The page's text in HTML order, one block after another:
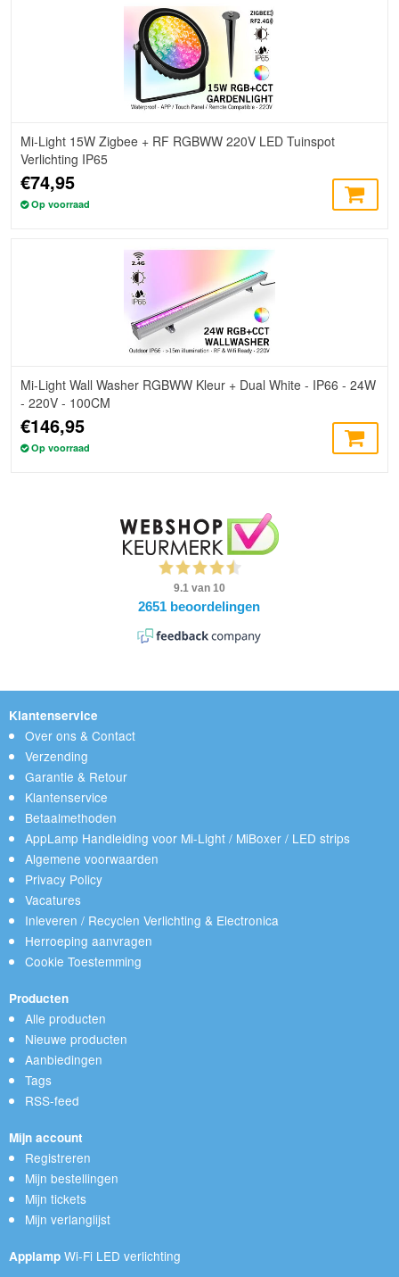
Mi-Light 15W Zigbee + RF RGBWW 220V LED Tuinspot
Verlichting IP65
€74,95
Op voorraad
Mi-Light Wall Washer RGBWW Kleur + Dual White - IP66 - 24W
- 220V - 100CM
€146,95
Op voorraad
Klantenservice
Over ons & Contact
Verzending
Garantie & Retour
Klantenservice
Betaalmethoden
AppLamp Handleiding voor Mi-Light / MiBoxer / LED strips
Algemene voorwaarden
Privacy Policy
Vacatures
Inleveren / Recyclen Verlichting & Electronica
Herroeping aanvragen
Cookie Toestemming
Producten
Alle producten
Nieuwe producten
Aanbiedingen
Tags
RSS-feed
Mijn account
Registreren
Mijn bestellingen
Mijn tickets
Mijn verlanglijst
Applamp Wi-Fi LED verlichting